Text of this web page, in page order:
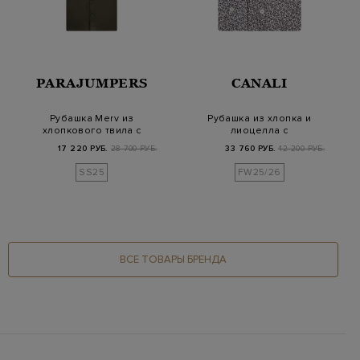
PARAJUMPERS
Рубашка Merv из
хлопкового твила с
17 220 РУБ. 28 700 РУБ.
SS25
CANALI
Рубашка из хлопка и
лиоцелла с
принтом
33 760 РУБ. 42 200 РУБ.
FW25/26
ВСЕ ТОВАРЫ БРЕНДА